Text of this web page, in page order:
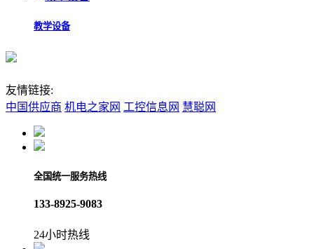
教学设备
友情链接:
中国供应商 机电之家网 工控信息网 慧聪网
全国统一服务热线
133-8925-9083
24小时热线